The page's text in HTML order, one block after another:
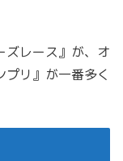
ズレース』が、オ
リ』が一番多く